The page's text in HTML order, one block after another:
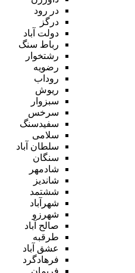
در رود
درگز
دولت آباد
رباط سنگ
رشتخوار
رضویه
روداب
ریوش
سبزوار
سرخس
سفیدسنگ
سلامی
سلطان آباد
سنگان
شادمهر
شاندیز
ششتمد
شهرآباد
شهرزو
صالح آباد
طرقبه
عشق آباد
فرهادگرد
فریمان